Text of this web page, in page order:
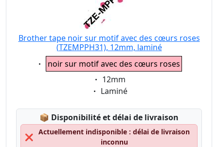
Brother tape noir sur motif avec des cœurs roses
(TZEMPPH31), 12mm, laminé
Eigenschaft:
noir sur motif avec des cœurs roses
Eigenschaft:
12mm
Eigenschaft:
Laminé
📦 Lagerstatus:
Disponibilité et délai de livraison
❌
Actuellement indisponible : délai de livraison
inconnu